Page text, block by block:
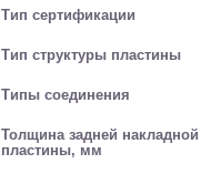
Тип сертификации
Тип структуры пластины
Типы соединения
Толщина задней накладной
пластины, мм